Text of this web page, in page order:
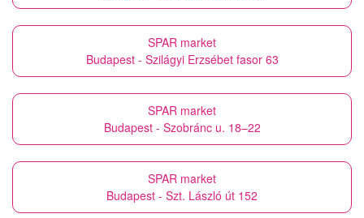
SPAR market
Budapest - Szilágyi Erzsébet fasor 63
SPAR market
Budapest - Szobránc u. 18–22
SPAR market
Budapest - Szt. László út 152